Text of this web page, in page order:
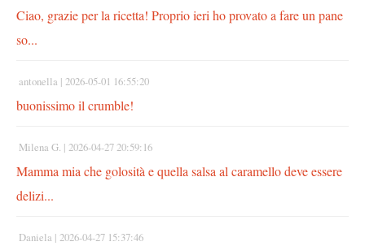
Ciao, grazie per la ricetta! Proprio ieri ho provato a fare un pane
so...
antonella | 2026-05-01 16:55:20
buonissimo il crumble!
Milena G. | 2026-04-27 20:59:16
Mamma mia che golosità e quella salsa al caramello deve essere
delizi...
Daniela | 2026-04-27 15:37:46